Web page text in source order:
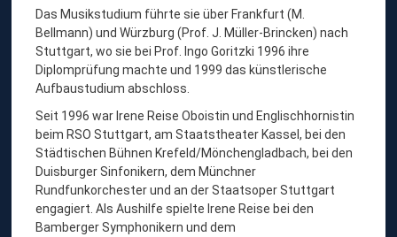
Das Musikstudium führte sie über Frankfurt (M.
Bellmann) und Würzburg (Prof. J. Müller-Brincken) nach
Stuttgart, wo sie bei Prof. Ingo Goritzki 1996 ihre
Diplomprüfung machte und 1999 das künstlerische
Aufbaustudium abschloss.
Seit 1996 war Irene Reise Oboistin und Englischhornistin
beim RSO Stuttgart, am Staatstheater Kassel, bei den
Städtischen Bühnen Krefeld/Mönchengladbach, bei den
Duisburger Sinfonikern, dem Münchner
Rundfunkorchester und an der Staatsoper Stuttgart
engagiert. Als Aushilfe spielte Irene Reise bei den
Bamberger Symphonikern und dem